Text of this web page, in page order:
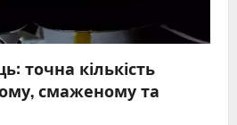
точна кількість
смаженому та